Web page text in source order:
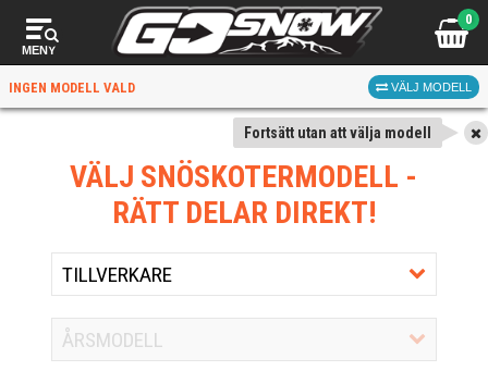
MENY
0
INGEN MODELL VALD VÄLJ MODELL
Fortsätt utan att välja modell
VÄLJ SNÖSKOTERMODELL -
RÄTT DELAR DIREKT!